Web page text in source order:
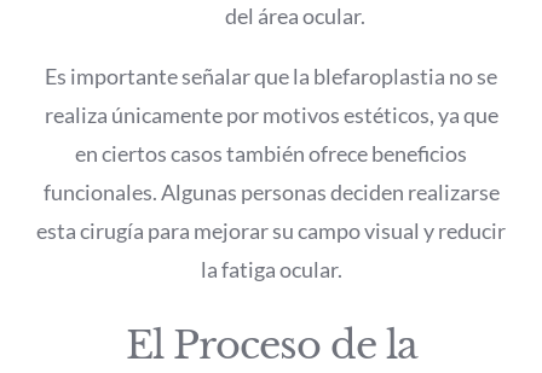
del área ocular.
Es importante señalar que la blefaroplastia no se
realiza únicamente por motivos estéticos, ya que
en ciertos casos también ofrece beneficios
funcionales. Algunas personas deciden realizarse
esta cirugía para mejorar su campo visual y reducir
la fatiga ocular.
El Proceso de la